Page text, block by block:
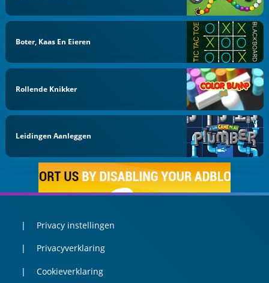
Boter, Kaas En Eieren
Rollende Knikker
Leidingen Aanleggen
Privacy instellingen
Privacyverklaring
Cookieverklaring